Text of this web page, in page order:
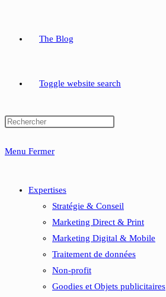
The Blog
Toggle website search
Menu Fermer
Expertises
Stratégie & Conseil
Marketing Direct & Print
Marketing Digital & Mobile
Traitement de données
Non-profit
Goodies et Objets publicitaires